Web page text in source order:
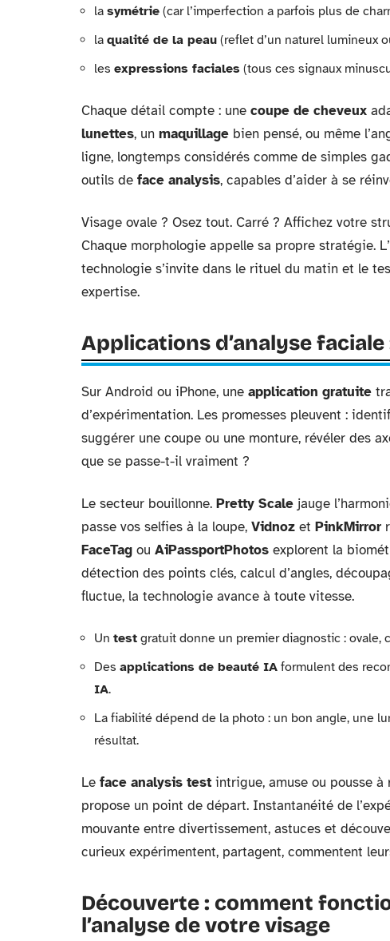
la symétrie (car l’imperfection a parfois plus de
la qualité de la peau (reflet d’un naturel lumineux
les expressions faciales (tous ces signaux
Chaque détail compte : une coupe de cheveux
lunettes, un maquillage bien pensé, ou même
ligne, longtemps considérés comme de simples
outils de face analysis, capables d’aider à se
Visage ovale ? Osez tout. Carré ? Affichez votre
Chaque morphologie appelle sa propre stratégie.
technologie s’invite dans le rituel du matin et le
expertise.
Applications d’analyse
Sur Android ou iPhone, une application gratuite
d’expérimentation. Les promesses pleuvent :
suggérer une coupe ou une monture, révéler des
que se passe-t-il vraiment ?
Le secteur bouillonne. Pretty Scale jauge
passe vos selfies à la loupe, Vidnoz et PinkMirror
FaceTag ou AiPassportPhotos explorent la
détection des points clés, calcul d’angles,
fluctue, la technologie avance à toute vitesse.
Un test gratuit donne un premier diagnostic : ovale,
Des applications de beauté IA formulent des
IA.
La fiabilité dépend de la photo : un bon angle, une
résultat.
Le face analysis test intrigue, amuse ou pousse
propose un point de départ. Instantanéité de
mouvante entre divertissement, astuces et
curieux expérimentent, partagent, commentent
Découverte : comment
l’analyse de votre visage